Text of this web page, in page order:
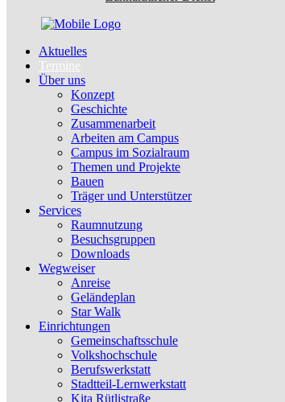
Aktuelles
Termine
Über uns
Konzept
Geschichte
Zusammenarbeit
Arbeiten am Campus
Campus im Sozialraum
Themen und Projekte
Bauen
Träger und Unterstützer
Services
Raumnutzung
Besuchsgruppen
Downloads
Wegweiser
Anreise
Geländeplan
Star Walk
Einrichtungen
Gemeinschaftsschule
Volkshochschule
Berufswerkstatt
Stadtteil-Lernwerkstatt
Kita Rütlistraße